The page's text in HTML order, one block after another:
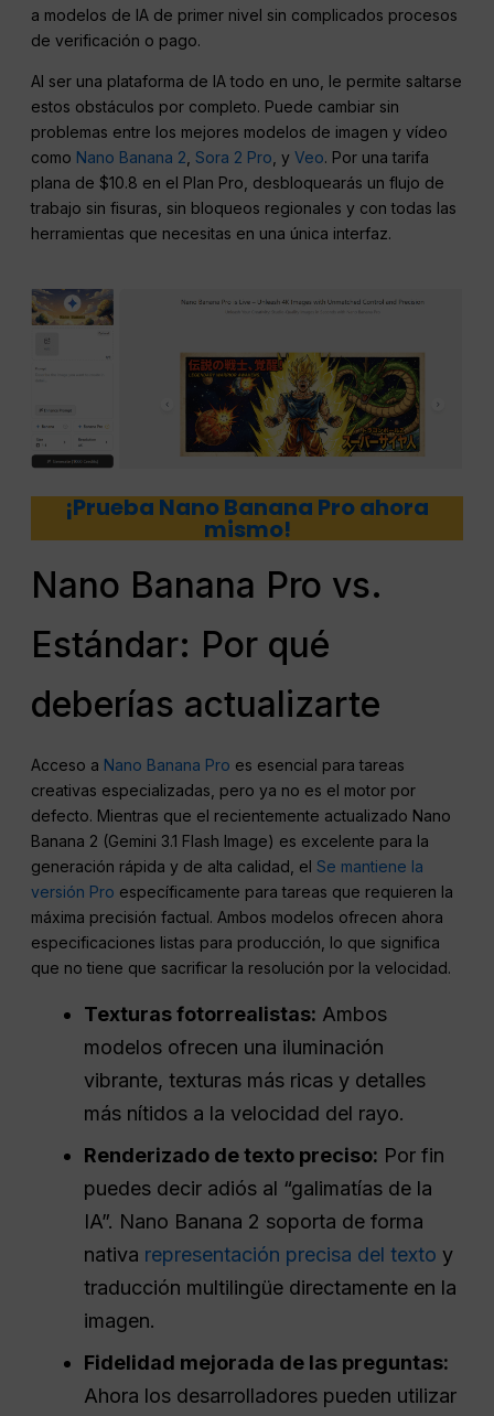
a modelos de IA de primer nivel sin complicados procesos
de verificación o pago.
Al ser una plataforma de IA todo en uno, le permite saltarse
estos obstáculos por completo. Puede cambiar sin
problemas entre los mejores modelos de imagen y vídeo
como Nano Banana 2 ,Sora 2 Pro , yVeo. Por una tarifa
plana de $10.8 en el Plan Pro, desbloquearás un flujo de
trabajo sin fisuras, sin bloqueos regionales y con todas las
herramientas que necesitas en una única interfaz.
¡Prueba Nano Banana Pro ahora
mismo!
Nano Banana Pro vs.
Estándar: Por qué
deberías actualizarte
Acceso a Nano Banana Pro es esencial para tareas
creativas especializadas, pero ya no es el motor por
defecto. Mientras que el recientemente actualizado Nano
Banana 2 (Gemini 3.1 Flash Image) es excelente para la
generación rápida y de alta calidad, elSe mantiene la
versión Pro específicamente para tareas que requieren la
máxima precisión factual. Ambos modelos ofrecen ahora
especificaciones listas para producción, lo que significa
que no tiene que sacrificar la resolución por la velocidad.
Texturas fotorrealistas: Ambos
modelos ofrecen una iluminación
vibrante, texturas más ricas y detalles
más nítidos a la velocidad del rayo.
Renderizado de texto preciso: Por fin
puedes decir adiós al “galimatías de la
IA”. Nano Banana 2 soporta de forma
nativa representación precisa del texto y
traducción multilingüe directamente en la
imagen.
Fidelidad mejorada de las preguntas:
Ahora los desarrolladores pueden utilizar